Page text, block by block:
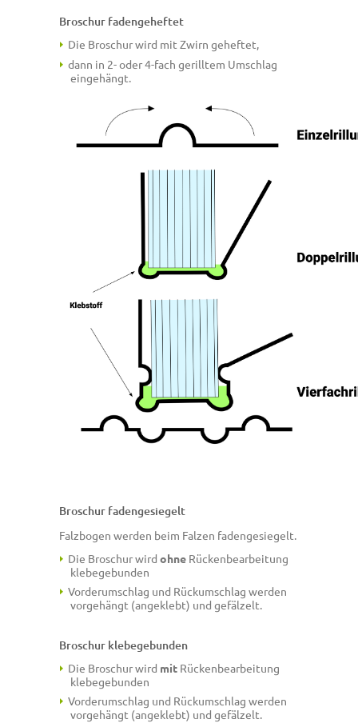
Broschur fadengeheftet
Die Broschur wird mit Zwirn geheftet,
dann in 2- oder 4-fach gerilltem Umschlag
eingehängt.
Broschur fadengesiegelt
Falzbogen werden beim Falzen fadengesiegelt.
Die Broschur wirdohne Rückenbearbeitung
klebegebunden
Vorderumschlag und Rückumschlag werden
vorgehängt (angeklebt) und gefälzelt.
Broschur klebegebunden
Die Broschur wird mit Rückenbearbeitung
klebegebunden
Vorderumschlag und Rückumschlag werden
vorgehängt (angeklebt) und gefälzelt.